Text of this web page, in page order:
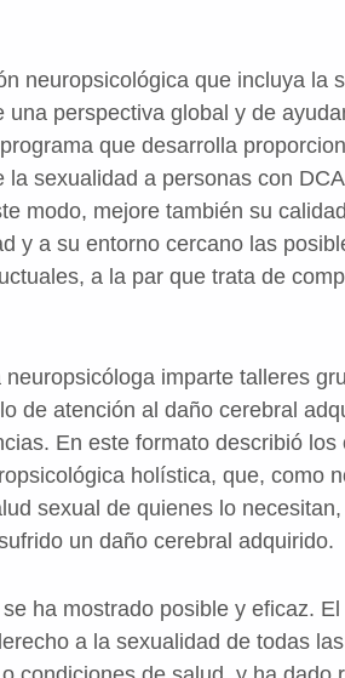
neuropsicológica que incluya la
perspectiva global y de
que desarrolla
sexualidad a personas con
modo, mejore también su
y a su entorno cercano las
a la par que trata de
imparte talleres
de atención al daño cerebral
En este formato describió
holística, que, como
sexual de quienes lo
un daño cerebral adquirido.
ha mostrado posible y eficaz.
a la sexualidad de todas